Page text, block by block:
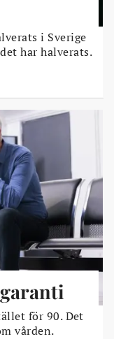
i Sverige
har halverats.
för 90. Det
vården.